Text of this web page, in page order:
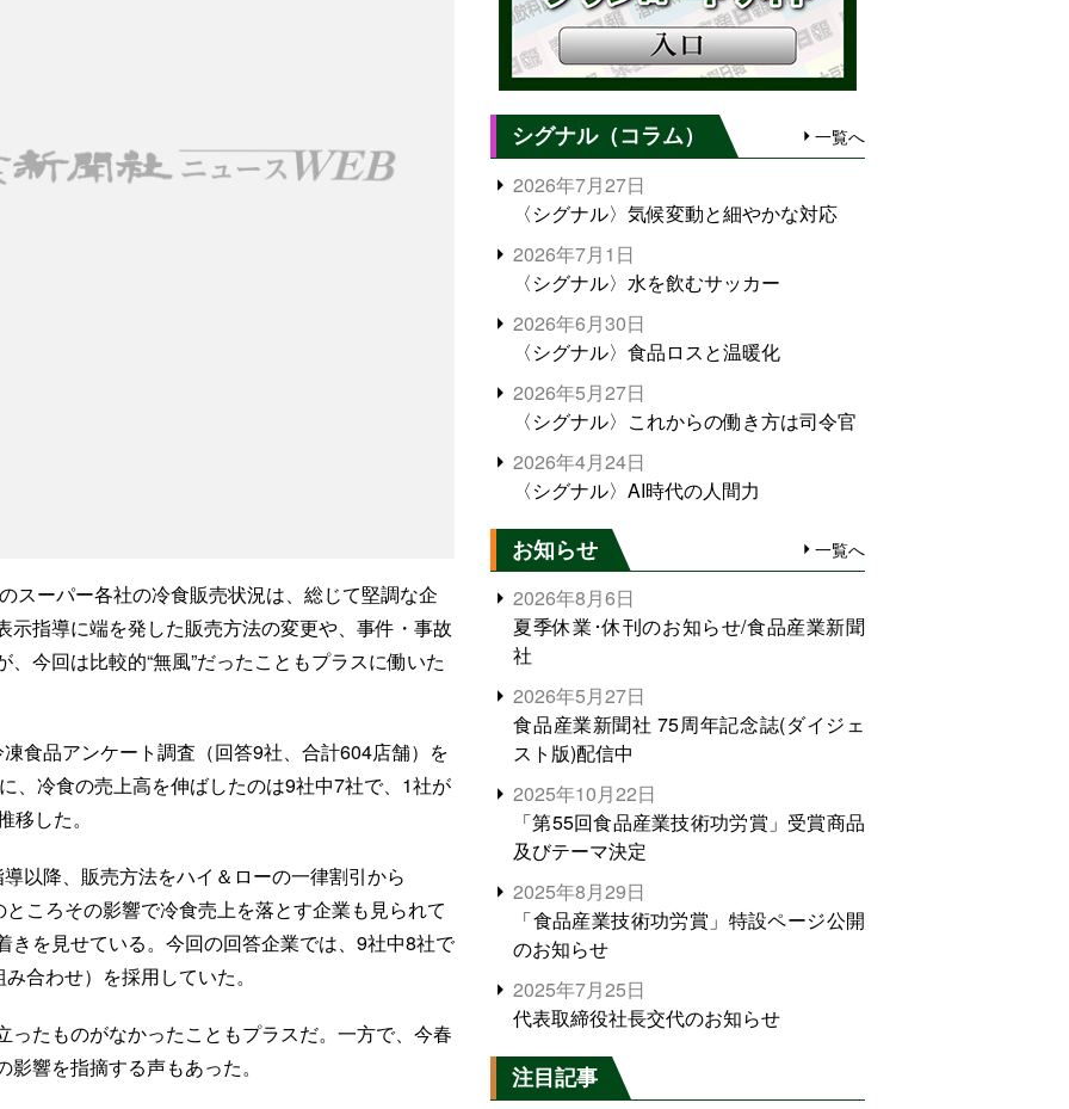
スーパー各社の冷食販売状況は、総じて堅調な企
指導に端を発した販売方法の変更や、事件・事故
今回は比較的“無風”だったこともプラスに働いた
食品アンケート調査（回答9社、合計604店舗）を
、冷食の売上高を伸ばしたのは9社中7社で、1社が
した。
以降、販売方法をハイ＆ローの一律割引から
ころその影響で冷食売上を落とす企業も見られて
きを見せている。今回の回答企業では、9社中8社で
合わせ）を採用していた。
たものがなかったこともプラスだ。一方で、今春
響を指摘する声もあった。
シグナル（コラム） 一覧へ
2026年7月27日
〈シグナル〉気候変動と細やかな対応
2026年7月1日
〈シグナル〉水を飲むサッカー
2026年6月30日
〈シグナル〉食品ロスと温暖化
2026年5月27日
〈シグナル〉これからの働き方は司令官
2026年4月24日
〈シグナル〉AI時代の人間力
お知らせ 一覧へ
2026年8月6日
夏季休業･休刊のお知らせ/食品産業新聞
社
2026年5月27日
食品産業新聞社 75周年記念誌(ダイジェ
スト版)配信中
2025年10月22日
「第55回食品産業技術功労賞」受賞商品
及びテーマ決定
2025年8月29日
「食品産業技術功労賞」特設ページ公開
のお知らせ
2025年7月25日
代表取締役社長交代のお知らせ
注目記事